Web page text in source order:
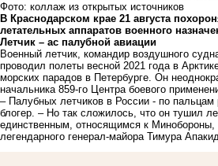
Фото: коллаж из открытых источников
В Краснодарском крае 21 августа
летательных аппаратов военного
Летчик – ас палубной авиации
Военный летчик, командир воздушного
проводил полеты весной 2021 года в
морских парадов в Петербурге. Он
начальника 859-го Центра боевого
– Палубных летчиков в России - по пальцам
блогер. – Но так сложилось, что он тушил
единственным, относящимся к Минобороны,
легендарного генерал-майора Тимура